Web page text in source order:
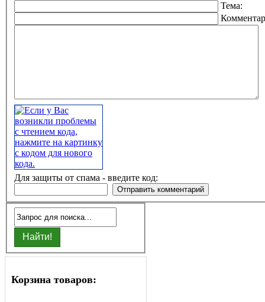
Тема:
Для защиты от спама - введите код:
Корзина товаров: